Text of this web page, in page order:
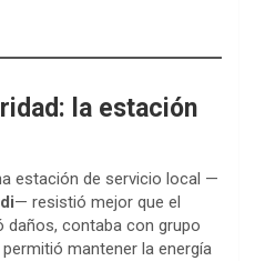
la estación
estación de servicio local —
— resistió mejor que el
daños, contaba con grupo
mantener la energía